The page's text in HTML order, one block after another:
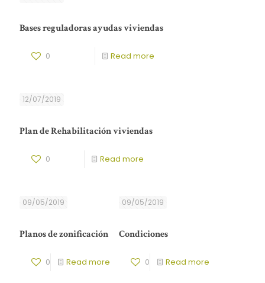
Bases reguladoras ayudas viviendas
0 Read more
12/07/2019
Plan de Rehabilitación viviendas
0 Read more
09/05/2019
Planos de zonificación
0 Read more
09/05/2019
Condiciones
0 Read more